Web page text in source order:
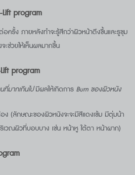
Lift program
ครั้ง ภายหลังทำจะรู้สึกว่าผิวหน้าตึงขึ้นและรูขุม
ะช่วยให้เห็นผลมากขึ้น
program
ที่มากเกินไปมีผลให้เกิดการ Burn ของผิวหนัง
(ลักษณะของผิวหนังจะจะมีสีแดงเข้ม มีตุ่มน้า
เวณผิวที่บอบบาง เช่น หน้าหู ใต้ตา หน้าผาก)